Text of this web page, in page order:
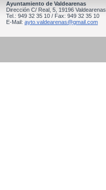
Ayuntamiento de Valdearenas
Dirección C/ Real, 5, 19196 Valdearenas
Tel.: 949 32 35 10 / Fax: 949 32 35 10
E-Mail: ayto.valdearenas@gmail.com